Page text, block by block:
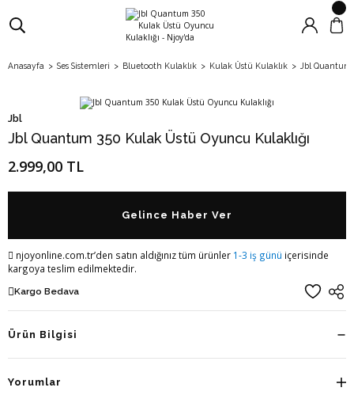
Anasayfa Ses Sistemleri Bluetooth Kulaklık Kulak Üstü Kulaklık Jbl Quantum
Jbl
Jbl Quantum 350 Kulak Üstü Oyuncu Kulaklığı
2.999,00 TL
Gelince Haber Ver
njoyonline.com.tr’den satın aldığınız tüm ürünler 1-3 iş günü içerisinde
kargoya teslim edilmektedir.
Kargo Bedava
Ürün Bilgisi
Yorumlar